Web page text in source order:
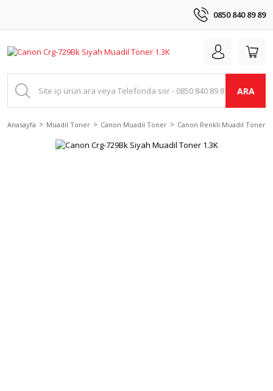
0850 840 89 89
ARA
Anasayfa Muadil Toner Canon Muadil Toner Canon Renkli Muadil